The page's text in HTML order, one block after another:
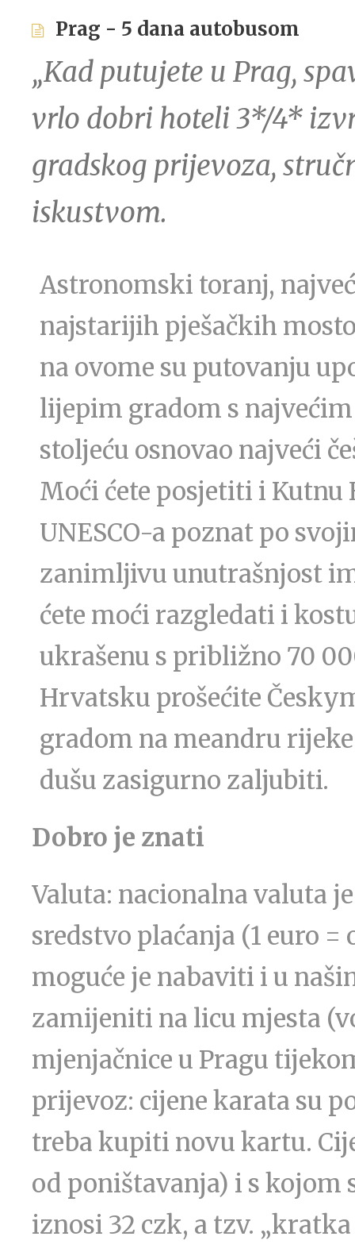
Prag - 5 dana autobusom
„Kad putujete u Prag,
vrlo dobri hoteli 3*/4*
gradskog prijevoza,
iskustvom.
Astronomski toranj,
najstarijih pješačkih
na ovome su putovanju
lijepim gradom s
stoljeću osnovao najveći
Moći ćete posjetiti i
UNESCO-a poznat po
zanimljivu unutrašnjost
ćete moći razgledati i
ukrašenu s približno 70
Hrvatsku prošećite
gradom na meandru
dušu zasigurno zaljubiti.
Dobro je znati
Valuta: nacionalna valuta
sredstvo plaćanja (1 euro
moguće je nabaviti i u
zamijeniti na licu mjesta
mjenjačnice u Pragu
prijevoz: cijene karata su
treba kupiti novu kartu.
od poništavanja) i s kojom
iznosi 32 czk, a tzv.